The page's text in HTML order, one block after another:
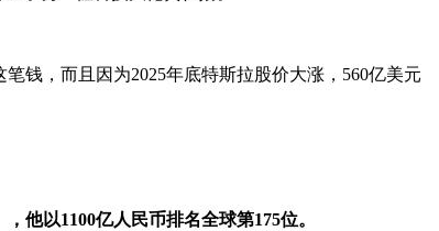
钱，而且因为2025年底特斯拉股价大涨，560亿美元
他以1100亿人民币排名全球第175位。